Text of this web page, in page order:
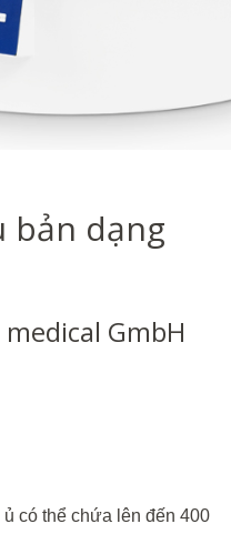
bản dạng
GmbH
có thể chứa lên đến 400